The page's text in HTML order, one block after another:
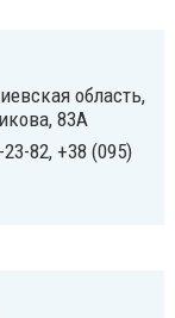
область,
83А
82, +38 (095)